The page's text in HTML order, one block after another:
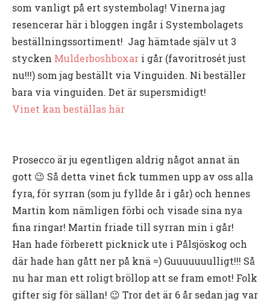
som vanligt på ert systembolag! Vinerna jag
resencerar här i bloggen ingår i Systembolagets
beställningssortiment! Jag hämtade själv ut 3
stycken Mulderboshboxar i går (favoritrosét just
nu!!!) som jag beställt via Vinguiden. Ni beställer
bara via vinguiden. Det är supersmidigt!
Vinet kan beställas här
Prosecco är ju egentligen aldrig något annat än
gott 😉 Så detta vinet fick tummen upp av oss alla
fyra, för syrran (som ju fyllde år i går) och hennes
Martin kom nämligen förbi och visade sina nya
fina ringar! Martin friade till syrran min i går!
Han hade förberett picknick ute i Pålsjöskog och
där hade han gått ner på knä =) Guuuuuuulligt!!! Så
nu har man ett roligt bröllop att se fram emot! Folk
gifter sig för sällan! 😉 Tror det är 6 år sedan jag var